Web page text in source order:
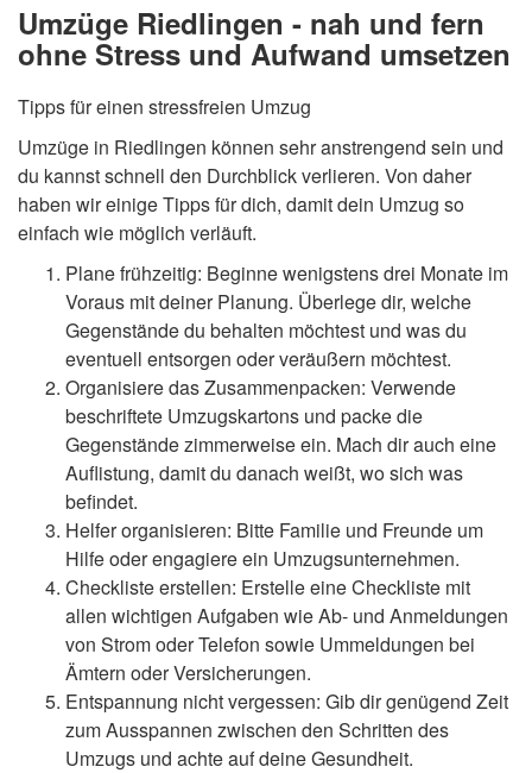
Umzüge Riedlingen - nah und fern
ohne Stress und Aufwand umsetzen
Tipps für einen stressfreien Umzug
Umzüge in Riedlingen können sehr anstrengend sein und
du kannst schnell den Durchblick verlieren. Von daher
haben wir einige Tipps für dich, damit dein Umzug so
einfach wie möglich verläuft.
Plane frühzeitig: Beginne wenigstens drei Monate im
Voraus mit deiner Planung. Überlege dir, welche
Gegenstände du behalten möchtest und was du
eventuell entsorgen oder veräußern möchtest.
Organisiere das Zusammenpacken: Verwende
beschriftete Umzugskartons und packe die
Gegenstände zimmerweise ein. Mach dir auch eine
Auflistung, damit du danach weißt, wo sich was
befindet.
Helfer organisieren: Bitte Familie und Freunde um
Hilfe oder engagiere ein Umzugsunternehmen.
Checkliste erstellen: Erstelle eine Checkliste mit
allen wichtigen Aufgaben wie Ab- und Anmeldungen
von Strom oder Telefon sowie Ummeldungen bei
Ämtern oder Versicherungen.
Entspannung nicht vergessen: Gib dir genügend Zeit
zum Ausspannen zwischen den Schritten des
Umzugs und achte auf deine Gesundheit.